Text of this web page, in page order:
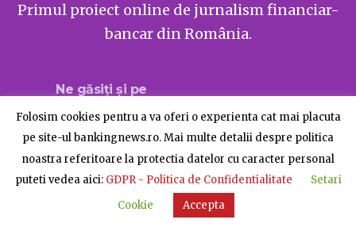
Primul proiect online de jurnalism financiar-
bancar din România.
Ne găsiți și pe
© BankingNews - Toate drepturile rezervate
Despre BankingNews Contact Publicitate
Folosim cookies pentru a va oferi o experienta cat mai placuta
pe site-ul bankingnews.ro. Mai multe detalii despre politica
noastra referitoare la protectia datelor cu caracter personal
puteti vedea aici: GDPR - Politica de Confidentialitate
Setari
Cookie
Accepta